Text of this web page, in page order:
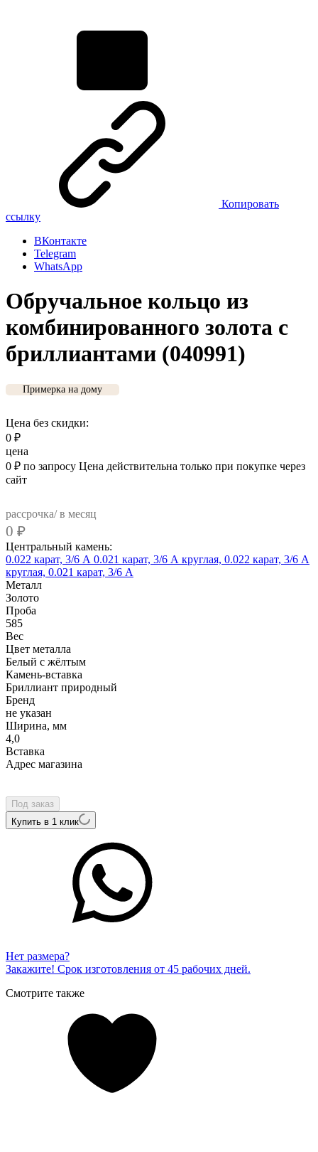
Копировать
ссылку
ВКонтакте
Telegram
WhatsApp
Обручальное кольцо из
комбинированного золота с
бриллиантами (040991)
Примерка на дому
Цена без скидки:
0 ₽
цена
0 ₽ по запросу Цена действительна только при покупке через
сайт
рассрочка/ в месяц
0 ₽
Центральный камень:
0.022 карат, 3/6 А 0.021 карат, 3/6 А круглая, 0.022 карат, 3/6 А
круглая, 0.021 карат, 3/6 А
Металл
Золото
Проба
585
Вес
Цвет металла
Белый c жёлтым
Камень-вставка
Бриллиант природный
Бренд
не указан
Ширина, мм
4,0
Вcтавка
Адрес магазина
Под заказ
Купить в 1 клик
Нет размера?
Закажите! Срок изготовления от 45 рабочих дней.
Смотрите также